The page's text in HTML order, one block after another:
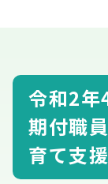
令和2
期付職
育て支